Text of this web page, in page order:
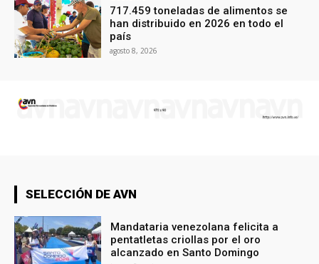
717.459 toneladas de alimentos se
han distribuido en 2026 en todo el
país
agosto 8, 2026
SELECCIÓN DE AVN
Mandataria venezolana felicita a
pentatletas criollas por el oro
alcanzado en Santo Domingo